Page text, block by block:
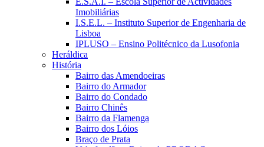
Imobiliárias
I.S.E.L. – Instituto Superior de Engenharia de
Lisboa
IPLUSO – Ensino Politécnico da Lusofonia
Heráldica
História
Bairro das Amendoeiras
Bairro do Armador
Bairro do Condado
Bairro Chinês
Bairro da Flamenga
Bairro dos Lóios
Braço de Prata